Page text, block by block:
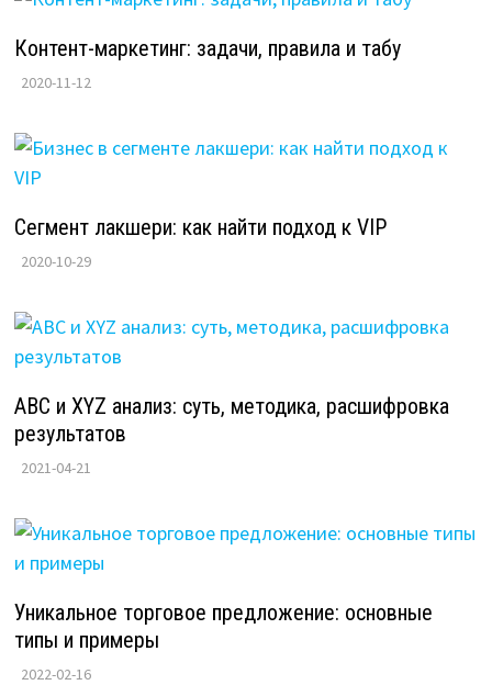
Контент-маркетинг: задачи, правила и табу
2020-11-12
Сегмент лакшери: как найти подход к VIP
2020-10-29
ABC и XYZ анализ: суть, методика, расшифровка
результатов
2021-04-21
Уникальное торговое предложение: основные
типы и примеры
2022-02-16